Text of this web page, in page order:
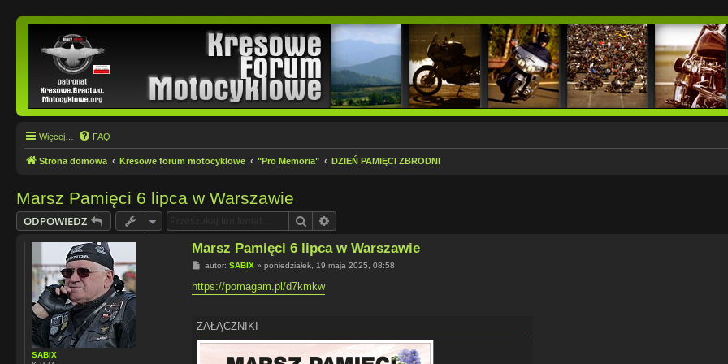
Więcej… FAQ
Strona domowa Kresowe forum motocyklowe "Pro Memoria" DZIEŃ PAMIĘCI ZBRODNI
Marsz Pamięci 6 lipca w Warszawie
ODPOWIEDZ Szukaj
SABIX
Marsz Pamięci 6 lipca w Warszawie
P
s
t
autor:SABIX »poniedziałek, 19 maja 2025, 08:58
https://pomagam.pl/d7kmkw
ZAŁĄCZNIKI